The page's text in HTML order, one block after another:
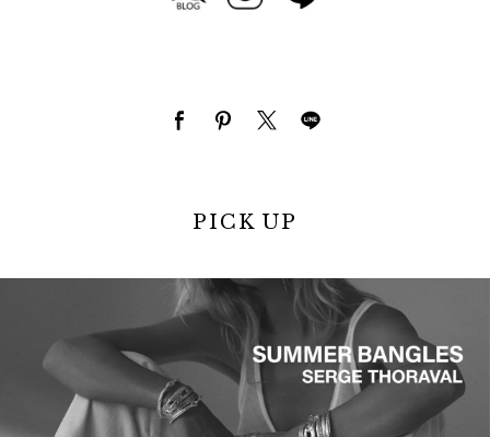
PICK UP